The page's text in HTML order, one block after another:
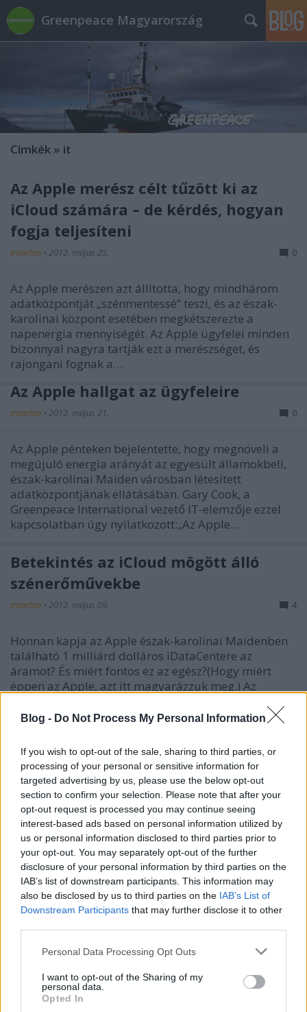
Blog - Do Not Process My Personal Information
If you wish to opt-out of the sale, sharing to third parties, or
processing of your personal or sensitive information for
targeted advertising by us, please use the below opt-out
section to confirm your selection. Please note that after your
opt-out request is processed you may continue seeing
interest-based ads based on personal information utilized by
us or personal information disclosed to third parties prior to
your opt-out. You may separately opt-out of the further
disclosure of your personal information by third parties on the
IAB’s list of downstream participants. This information may
also be disclosed by us to third parties on the IAB’s List of
Downstream Participants that may further disclose it to other
Please note that this website/app uses one or more Google
not limited to your visit or usage behaviour. You may click to
grant or deny consent to Google and its third-party tags to
use your data for below specified purposes in below Google
Personal Data Processing Opt Outs
I want to opt-out of the Sharing of my
personal data.
Opted In
Greenpeace Magyarország
Címkék » it
Az Apple merész célt tűzött ki az
iCloud számára – de kérdés, hogyan
fogja teljesíteni
tmarton • 2012. május 25. 0
Az Apple merészen azt állította, hogy mindhárom
adatközpontját „szénmentessé” teszi, és az észak-
karolinai központ esetében megkétszerezte a
napenergia mennyiségét. Az Apple ügyfelei minden
bizonnyal nagyra tartják ezt a merészséget, és
rajongani fognak a…
Az Apple hallgat az ügyfeleire
tmarton • 2012. május 21. 0
Az Apple pénteken bejelentette, hogy megnöveli a
megújuló energia arányát az egyesült államokbeli,
észak-karolinai Maiden városban létesített
adatközpontjának ellátásában. Gary Cook, a
Greenpeace International vezető IT-elemzője ezzel
kapcsolatban úgy nyilatkozott:„Az Apple…
Betekintés az iCloud mögött álló
szénerőművekbe
tmarton • 2012. május 09. 4
Honnan kapja az Apple észak-karolinai Maidenben
található 1 milliárd dolláros iDataCentere az
áramot? És miért fontos ez az egész?(Hogy miért
éppen az Apple, azt itt magyarázzuk meg.) Az
Apple évről évre dollármilliókat juttat a…
Almamosás
tmarton • 2012. április 27.
Aktivistáink tisztára mosták az Apple-t. Legalábbis a
logóját. Legalábbis az egyik bolt előtt. A Maszatos
adatok kampány folyamatosan zajlik világszerte: az
Egyesült Államokban például fekete léggömbök
alkotta szénfelhőket engedtek fel pár Apple-bolt
üvegplafonjára, és többek…
Ködösítés a szénfelhők körül
Greenpeace 2012. április 21.
Az Apple reakciójában határozottan - és kivülállók
számára egész meggyőzően cáfolta a Greenpeace